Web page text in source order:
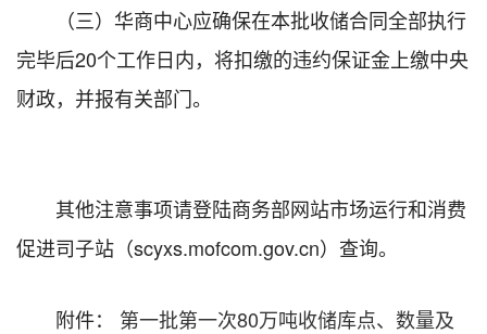
（三）华商中心应确保在本批收储合同全部执行
完毕后20个工作日内，将扣缴的违约保证金上缴中央
财政，并报有关部门。
其他注意事项请登陆商务部网站市场运行和消费
促进司子站（scyxs.mofcom.gov.cn）查询。
附件： 第一批第一次80万吨收储库点、数量及